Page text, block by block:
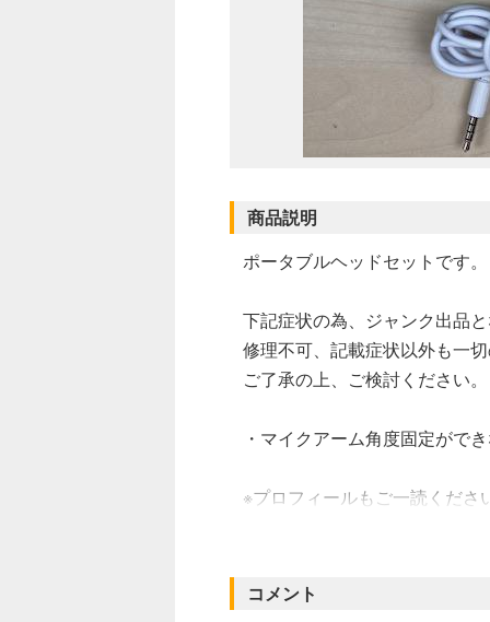
商品説明
ポータブルヘッドセットです。
下記症状の為、ジャンク出品
修理不可、記載症状以外も一
ご了承の上、ご検討ください。
・マイクアーム角度固定がで
※プロフィールもご一読くだ
コメント